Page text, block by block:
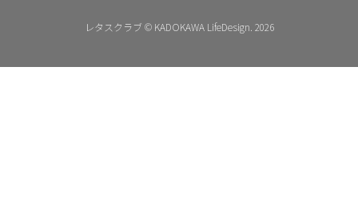
レタスクラブ © KADOKAWA LifeDesign. 2026